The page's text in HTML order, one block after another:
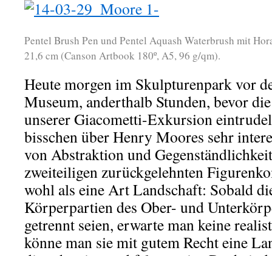
Pentel Brush Pen und Pentel Aquash Waterbrush mit
21,6 cm (Canson Artbook 180º, A5, 96 g/qm).
Heute morgen im Skulpturenpark vor
Museum, anderthalb Stunden, bevor
unserer Giacometti-Exkursion
bisschen über Henry Moores sehr
von Abstraktion und
zweiteiligen zurückgelehnten
wohl als eine Art Landschaft: Sobald
Körperpartien des Ober- und
getrennt seien, erwarte man keine
könne man sie mit gutem Recht eine